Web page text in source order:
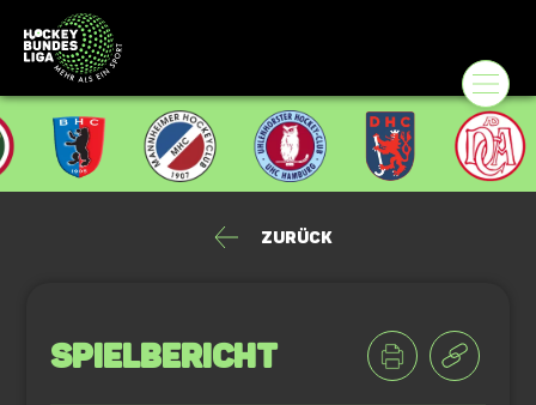
Zurück
Spielbericht